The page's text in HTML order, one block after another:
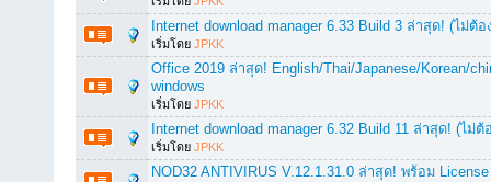
Internet download manager 6.33 Build 3 ล่าสุด! (ไม่ต้อ
เริ่มโดย JPKK
Office 2019 ล่าสุด! English/Thai/Japanese/Korean/
windows
เริ่มโดย JPKK
Internet download manager 6.32 Build 11 ล่าสุด! (ไม่ต้
เริ่มโดย JPKK
NOD32 ANTIVIRUS V.12.1.31.0 ล่าสุด! พร้อม